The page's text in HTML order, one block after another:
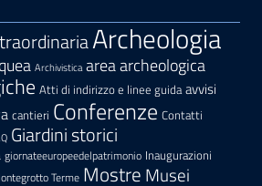
Archeologia
Archivistica area archeologica
Atti di indirizzo e linee guida avvisi
cantieri Conferenze Contatti
Giardini storici
giornateeuropeedelpatrimonio Inaugurazioni
Terme Mostre Musei